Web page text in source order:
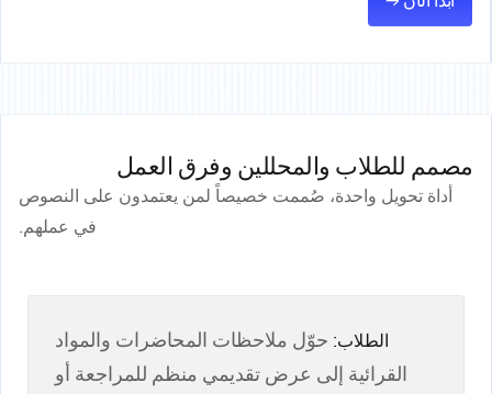
مصمم للطلاب والمحللين وفرق العمل
أداة تحويل واحدة، صُممت خصيصاً لمن يعتمدون على النصوص
في عملهم.
الطلاب: حوّل ملاحظات المحاضرات والمواد
القرائية إلى عرض تقديمي منظم للمراجعة أو